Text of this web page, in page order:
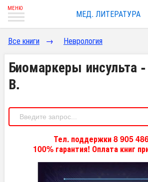
МЕД. ЛИТЕРАТУРА
Все книги → Неврология
Биомаркеры инсульта
В.
Тел. поддержки 8 905
100% гарантия! Оплата книг